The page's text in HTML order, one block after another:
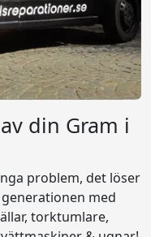
din Gram i
problem, det löser
med
torktumlare,